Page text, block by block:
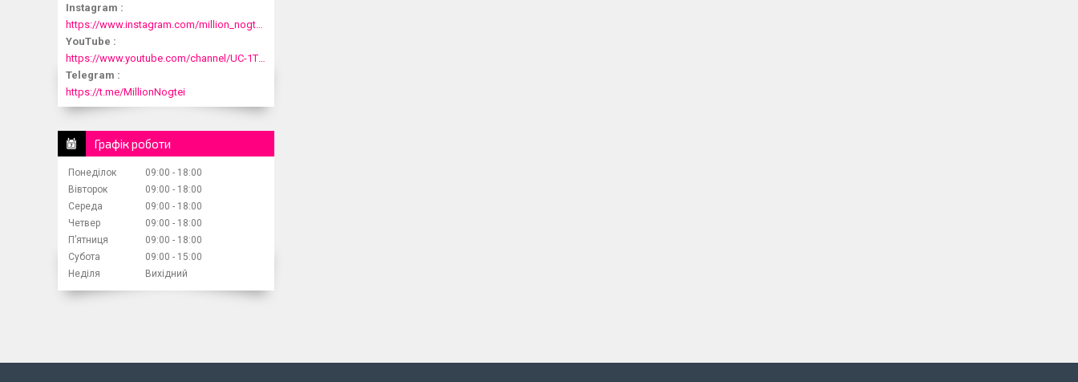
Instagram
YouTube
Telegram
https://t.me/MillionNogtei
Графік роботи
Понеділок 09:00
18:00
Вівторок
09:00
18:00
Середа
09:00
18:00
Четвер
09:00
18:00
Пʼятниця
09:00
18:00
Субота
09:00
15:00
Неділя
Вихідний